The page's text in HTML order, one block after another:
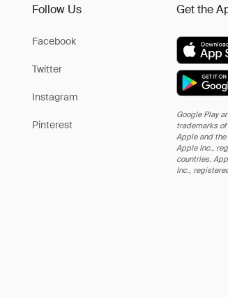
Follow Us
Facebook
Twitter
Instagram
Pinterest
Get the
Google Play
trademarks of
Apple and
Apple Inc.,
countries.
Inc.,